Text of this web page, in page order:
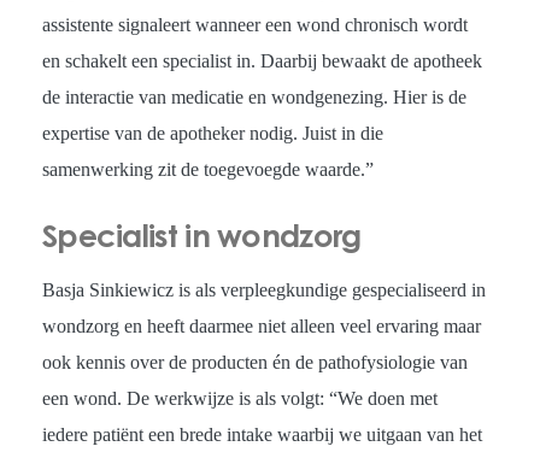
assistente signaleert wanneer een wond chronisch wordt
en schakelt een specialist in. Daarbij bewaakt de apotheek
de interactie van medicatie en wondgenezing. Hier is de
expertise van de apotheker nodig. Juist in die
samenwerking zit de toegevoegde waarde.”
Specialist in wondzorg
Basja Sinkiewicz is als verpleegkundige gespecialiseerd in
wondzorg en heeft daarmee niet alleen veel ervaring maar
ook kennis over de producten én de pathofysiologie van
een wond. De werkwijze is als volgt: “We doen met
iedere patiënt een brede intake waarbij we uitgaan van het